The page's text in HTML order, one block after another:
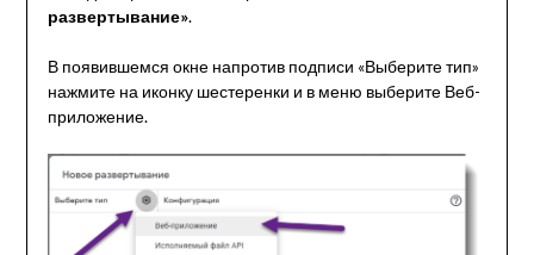
развертывание».
В появившемся окне напротив подписи «Выберите тип»
нажмите на иконку шестеренки и в меню выберите Веб-
приложение.